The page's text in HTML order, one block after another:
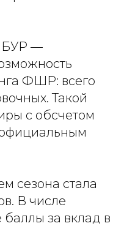
—
ФШР: всего
Такой
с обсчетом
официальным
сезона стала
В числе
баллы за вклад в